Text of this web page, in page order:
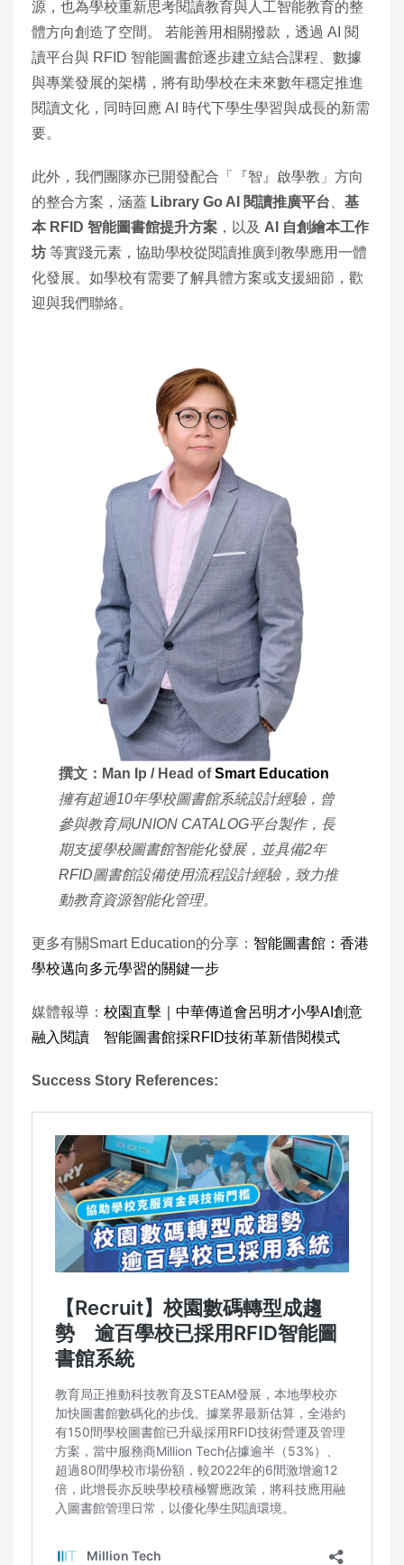
源，也為學校重新思考閱讀教育與人工智能教育的整
體方向創造了空間。 若能善用相關撥款，透過 AI 閱
讀平台與 RFID 智能圖書館逐步建立結合課程、數據
與專業發展的架構，將有助學校在未來數年穩定推進
閱讀文化，同時回應 AI 時代下學生學習與成長的新需
要。
此外，我們團隊亦已開發配合「『智』啟學教」方向
的整合方案，涵蓋 Library Go AI 閱讀推廣平台
基
本 RFID 智能圖書館提升方案 ，以及 AI 自創繪本工作
坊 等實踐元素，協助學校從閱讀推廣到教學應用一體
化發展。如學校有需要了解具體方案或支援細節，歡
迎與我們聯絡。
撰文：Man Ip / Head ofSmart Education
擁有超過10年學校圖書館系統設計經驗，曾
參與教育局UNION CATALOG平台製作，長
期支援學校圖書館智能化發展，並具備2年
RFID圖書館設備使用流程設計經驗，致力推
動教育資源智能化管理。
更多有關Smart Education的分享： 智能圖書館：香港
學校邁向多元學習的關鍵一步
媒體報導： 校園直擊｜中華傳道會呂明才小學AI創意
融入閱讀 智能圖書館採RFID技術革新借閱模式
Success Story References: